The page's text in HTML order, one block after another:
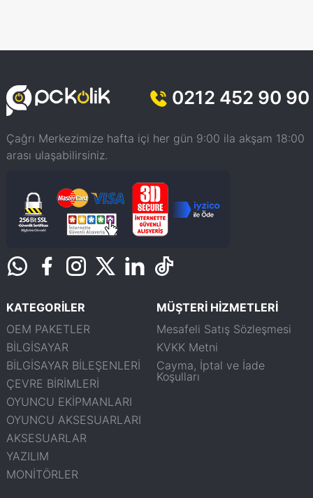
0212 452 90 90
Çağrı Merkezimize hafta içi her gün 9:00 ila akşam 18:00
arası ulaşabilirsiniz.
KATEGORİLER
OEM PAKETLER
BİLGİSAYAR
BİLGİSAYAR BİLEŞENLERİ
ÇEVRE BİRİMLERİ
OYUNCU EKİPMANLARI
OYUNCU AKSESUARLARI
AKSESUARLAR
YAZILIM
MONİTÖRLER
MÜŞTERİ HİZMETLERİ
Mesafeli Satış Sözleşmesi
KVKK Metni
Cayma, İptal ve İade
Koşulları